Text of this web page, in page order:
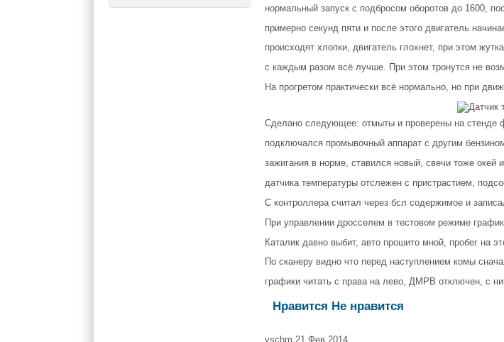
нормальный запуск с подбросом оборотов до 1600,
примерно секунд пяти и после этого двигатель
происходят хлопки, двигатель глохнет, при этом
с каждым разом всё лучше. При этом тронутся не
На прогретом практически всё нормально, но при
Сделано следующее: отмыты и проверены на стенде
подключался промывочный аппарат с другим
зажигания в норме, ставился новый, свечи тоже
датчика температуры отслежен с пристрастием,
С контроллера считал через бсл содержимое и
При управлении дросселем в тестовом режиме
Каталик давно выбит, авто прошито мной, пробег на
По сканеру видно что перед наступлением комы
графики читать с права на лево, ДМРВ отключен, с
Нравится Не нравится
vschm 21 Фев 2014